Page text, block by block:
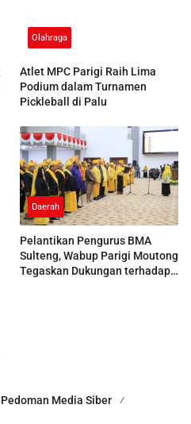
Olahraga
Atlet MPC Parigi Raih Lima
Podium dalam Turnamen
Pickleball di Palu
Daerah
Pelantikan Pengurus BMA
Sulteng, Wabup Parigi Moutong
Tegaskan Dukungan terhadap
Pedoman Media Siber